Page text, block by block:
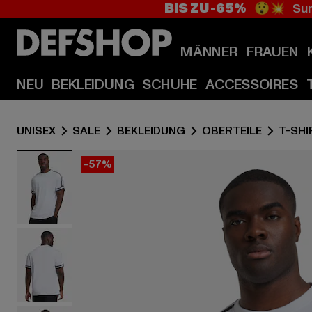
BIS ZU -65% 😲💥
MÄNNER FRAUEN
NEU BEKLEIDUNG SCHUHE ACCESSOIRES
UNISEX SALE BEKLEIDUNG OBERTEILE T-
-57%